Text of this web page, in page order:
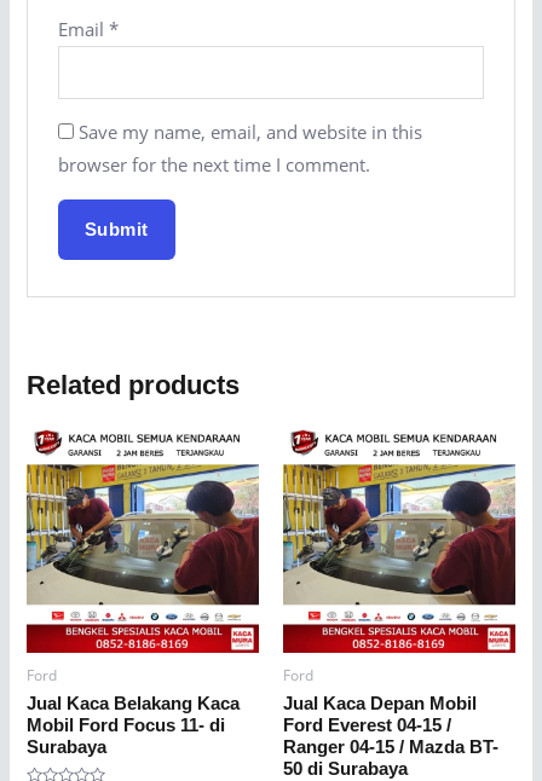
Email *
Save my name, email, and website in this
browser for the next time I comment.
Related products
Ford
Jual Kaca Belakang Kaca
Mobil Ford Focus 11- di
Surabaya
Ford
Jual Kaca Depan Mobil
Ford Everest 04-15 /
Ranger 04-15 / Mazda BT-
50 di Surabaya